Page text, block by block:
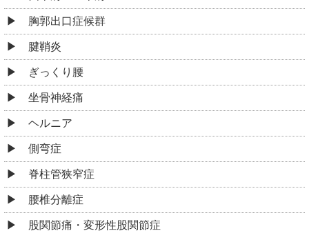
胸郭出口症候群
腱鞘炎
ぎっくり腰
坐骨神経痛
ヘルニア
側弯症
脊柱管狭窄症
腰椎分離症
股関節痛・変形性股関節症